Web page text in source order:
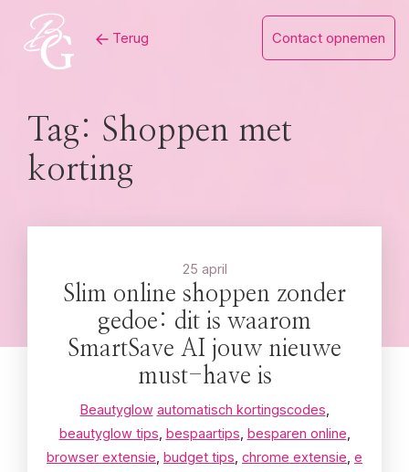
content
Terug Contact opnemen
Tag: Shoppen met
korting
25 april
Slim online shoppen zonder
gedoe: dit is waarom
SmartSave AI jouw nieuwe
must-have is
Beautyglow automatisch kortingscodes
beautyglow tips bespaartips besparen online
browser extensie budget tips chrome extensie e